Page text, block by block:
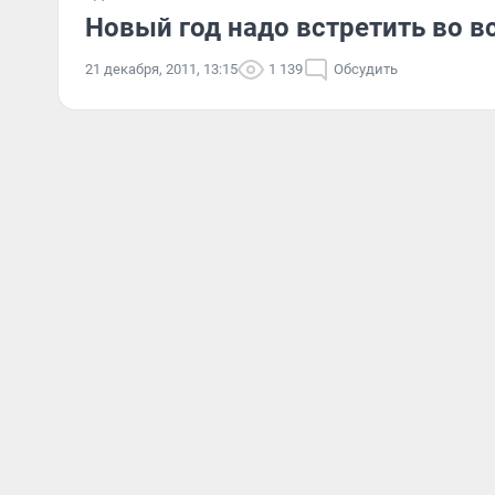
Новый год надо встретить во
21 декабря, 2011, 13:15 1 139 Обсудить